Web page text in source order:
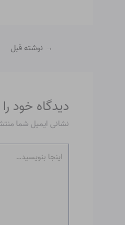
→ نوشته قبل
دیدگاه‌ خود
نشانی ایمیل شما
اینجا
بنویسید…